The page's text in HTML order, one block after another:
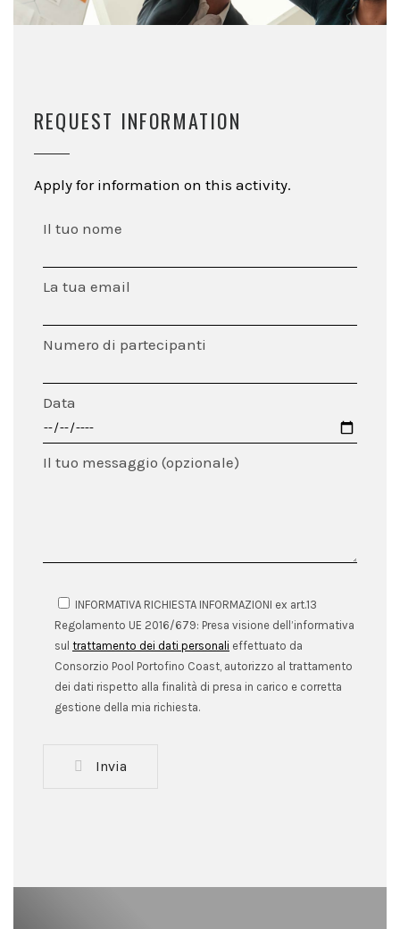
REQUEST INFORMATION
Apply for information on this activity.
Il tuo nome
La tua email
Numero di partecipanti
Data
Il tuo messaggio (opzionale)
INFORMATIVA RICHIESTA INFORMAZIONI ex art.13
Regolamento UE 2016/679: Presa visione dell’informativa
sul trattamento dei dati personali effettuato da
Consorzio Pool Portofino Coast, autorizzo al trattamento
dei dati rispetto alla finalità di presa in carico e corretta
gestione della mia richiesta.
Invia